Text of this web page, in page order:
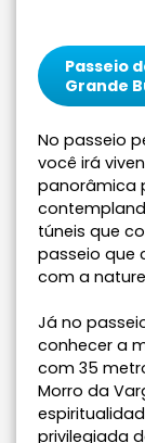
Passeio
Grande
No passeio
você irá
panorâmica
túneis que
passeio que
com a
Já no
conhecer a
com 35
Morro da
privilegiada